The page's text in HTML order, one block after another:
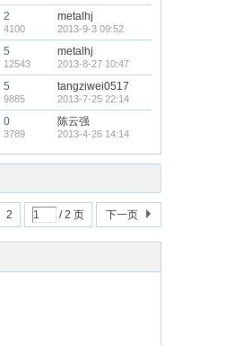
2
4100
metalhj
2013-9-3 09:52
5
12543
metalhj
2013-8-27 10:47
5
9885
tangziwei0517
2013-7-25 22:14
0
3789
陈云强
2013-4-26 14:14
2 / 2 页 下一页